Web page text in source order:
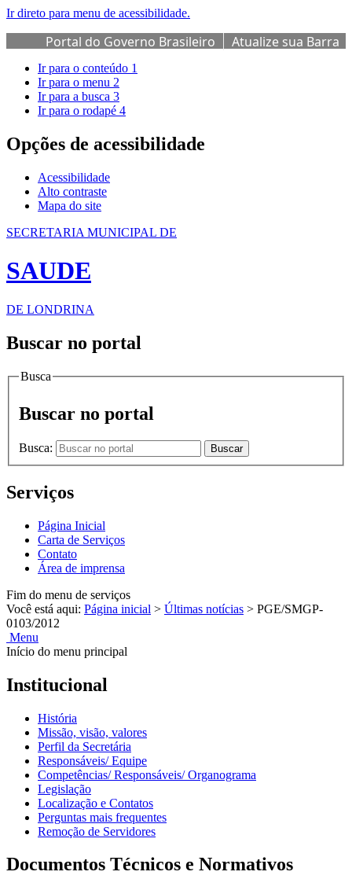
Ir direto para menu de acessibilidade.
Portal do Governo Brasileiro
Atualize sua Barra
de Governo
Ir para o conteúdo 1
Ir para o menu 2
Ir para a busca 3
Ir para o rodapé 4
Opções de acessibilidade
Acessibilidade
Alto contraste
Mapa do site
SECRETARIA MUNICIPAL DE
SAUDE
DE LONDRINA
Buscar no portal
Busca
Buscar no portal
Busca: Buscar
Serviços
Página Inicial
Carta de Serviços
Contato
Área de imprensa
Fim do menu de serviços
Você está aqui: Página inicial > Últimas notícias > PGE/SMGP-
0103/2012
Menu
Início do menu principal
Institucional
História
Missão, visão, valores
Perfil da Secretária
Responsáveis/ Equipe
Competências/ Responsáveis/ Organograma
Legislação
Localização e Contatos
Perguntas mais frequentes
Remoção de Servidores
Documentos Técnicos e Normativos